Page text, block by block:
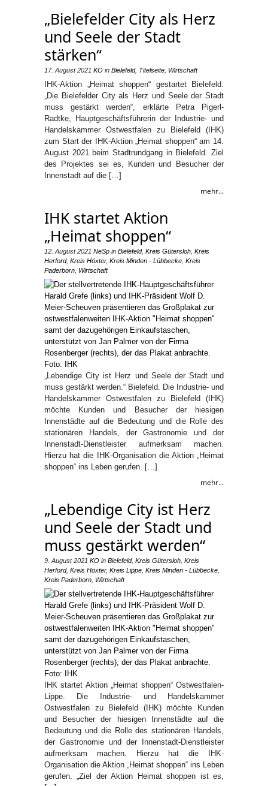
„Bielefelder City als Herz
und Seele der Stadt
stärken“
17. August 2021 KO in Bielefeld, Titelseite Wirtschaft
IHK-Aktion „Heimat shoppen“ gestartet Bielefeld.
„Die Bielefelder City als Herz und Seele der Stadt
muss gestärkt werden“, erklärte Petra Pigerl-
Radtke, Hauptgeschäftsführerin der Industrie- und
Handelskammer Ostwestfalen zu Bielefeld (IHK)
zum Start der IHK-Aktion „Heimat shoppen“ am 14.
August 2021 beim Stadtrundgang in Bielefeld. Ziel
des Projektes sei es, Kunden und Besucher der
Innenstadt auf die […]
mehr...
IHK startet Aktion
„Heimat shoppen“
12. August 2021 NeSp in Bielefeld, Kreis Gütersloh Kreis
Herford, Kreis Höxter, Kreis Minden - Lübbecke Kreis
Paderborn Wirtschaft
„Lebendige City ist Herz und Seele der Stadt und
muss gestärkt werden.“ Bielefeld. Die Industrie- und
Handelskammer Ostwestfalen zu Bielefeld (IHK)
möchte Kunden und Besucher der hiesigen
Innenstädte auf die Bedeutung und die Rolle des
stationären Handels, der Gastronomie und der
Innenstadt-Dienstleister aufmerksam machen.
Hierzu hat die IHK-Organisation die Aktion „Heimat
shoppen“ ins Leben gerufen. […]
mehr...
„Lebendige City ist Herz
und Seele der Stadt und
muss gestärkt werden“
9. August 2021 KO in Bielefeld, Kreis Gütersloh Kreis
Herford, Kreis Höxter, Kreis Lippe Kreis Minden - Lübbecke
Kreis Paderborn Wirtschaft
IHK startet Aktion „Heimat shoppen“ Ostwestfalen-
Lippe. Die Industrie- und Handelskammer
Ostwestfalen zu Bielefeld (IHK) möchte Kunden
und Besucher der hiesigen Innenstädte auf die
Bedeutung und die Rolle des stationären Handels,
der Gastronomie und der Innenstadt-Dienstleister
aufmerksam machen. Hierzu hat die IHK-
Organisation die Aktion „Heimat shoppen“ ins Leben
gerufen. „Ziel der Aktion Heimat shoppen ist es,